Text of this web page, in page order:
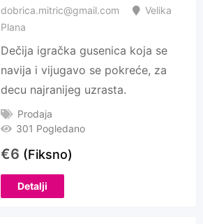
dobrica.mitric@gmail.com
Velika
Plana
Dečija igračka gusenica koja se
navija i vijugavo se pokreće, za
decu najranijeg uzrasta.
Prodaja
301 Pogledano
€6 (Fiksno)
Detalji